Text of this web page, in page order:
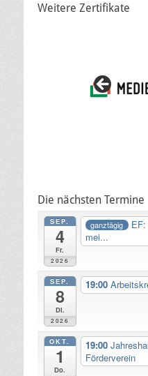
Weitere Zertifikate
Die nächsten Termine
SEP.
4
Fr.
2026
ganztägig
mei...
SEP.
8
Di.
2026
19:00
OKT.
1
Do.
19:00
Förderverein